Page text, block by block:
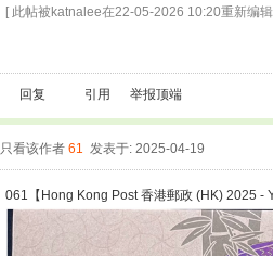
[ 此帖被katnalee在22-05-2026 10:20重新编
回复 引用 举报顶端
只看该作者 61 发表于: 2025-04-19
061【Hong Kong Post 香港郵政 (HK) 2025 -